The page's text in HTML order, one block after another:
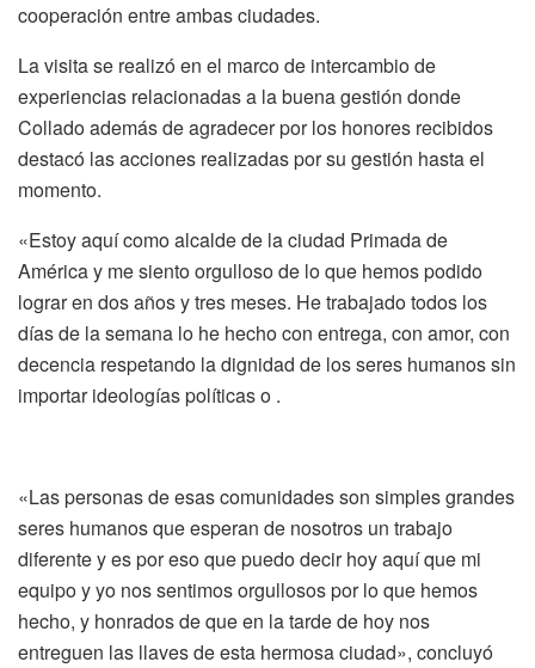
cooperación entre ambas ciudades.
La visita se realizó en el marco de intercambio de
experiencias relacionadas a la buena gestión donde
Collado además de agradecer por los honores recibidos
destacó las acciones realizadas por su gestión hasta el
momento.
«Estoy aquí como alcalde de la ciudad Primada de
América y me siento orgulloso de lo que hemos podido
lograr en dos años y tres meses. He trabajado todos los
días de la semana lo he hecho con entrega, con amor, con
decencia respetando la dignidad de los seres humanos sin
importar ideologías políticas o .
«Las personas de esas comunidades son simples grandes
seres humanos que esperan de nosotros un trabajo
diferente y es por eso que puedo decir hoy aquí que mi
equipo y yo nos sentimos orgullosos por lo que hemos
hecho, y honrados de que en la tarde de hoy nos
entreguen las llaves de esta hermosa ciudad», concluyó